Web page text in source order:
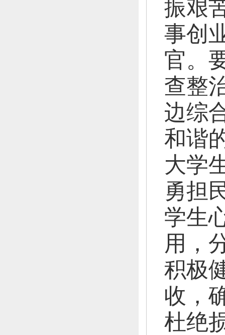
振艰
事创
官。
查整
边综
和谐
大学
勇担
学生
用，
积极
收，
杜绝